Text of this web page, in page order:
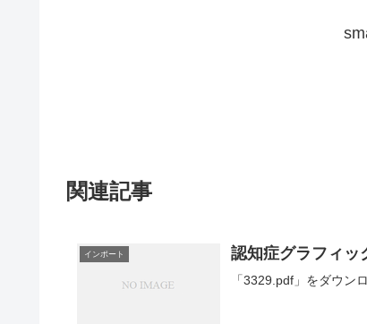
関連記事
インポート 認知症グラフィ
「3329.pdf」をダウン